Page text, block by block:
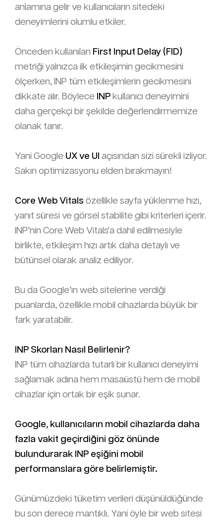
anlamına gelir ve kullanıcıların sitedeki
deneyimlerini olumlu etkiler.
Önceden kullanılan First Input Delay (FID)
metriği yalnızca ilk etkileşimin gecikmesini
ölçerken, INP tüm etkileşimlerin gecikmesini
dikkate alır. Böylece INP kullanıcı deneyimini
daha gerçekçi bir şekilde değerlendirmemize
olanak tanır.
Yani Google UX ve UI açısından sizi sürekli izliyor.
Sakın optimizasyonu elden bırakmayın!
Core Web Vitals özellikle sayfa yüklenme hızı,
yanıt süresi ve görsel stabilite gibi kriterleri içerir.
INP’nin Core Web Vitals'a dahil edilmesiyle
birlikte, etkileşim hızı artık daha detaylı ve
bütünsel olarak analiz ediliyor.
Bu da Google’ın web sitelerine verdiği
puanlarda, özellikle mobil cihazlarda büyük bir
fark yaratabilir.
INP Skorları Nasıl Belirlenir?
INP tüm cihazlarda tutarlı bir kullanıcı deneyimi
sağlamak adına hem masaüstü hem de mobil
cihazlar için ortak bir eşik sunar.
Google, kullanıcıların mobil cihazlarda daha
fazla vakit geçirdiğini göz önünde
bulundurarak INP eşiğini mobil
performanslara göre belirlemiştir.
Günümüzdeki tüketim verileri düşünüldüğünde
bu son derece mantıklı. Yani öyle bir web sitesi